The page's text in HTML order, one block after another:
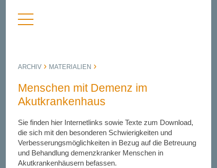
Menü
anzeigen
ARCHIV MATERIALIEN
Menschen mit Demenz im
Akutkrankenhaus
Sie finden hier Internetlinks sowie Texte zum Download,
die sich mit den besonderen Schwierigkeiten und
Verbesserungsmöglichkeiten in Bezug auf die Betreuung
und Behandlung demenzkranker Menschen in
Akutkrankenhäusern befassen.